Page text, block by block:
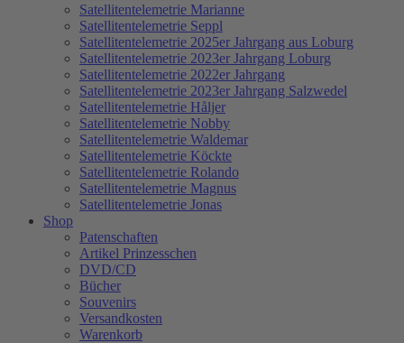
Satellitentelemetrie Marianne
Satellitentelemetrie Seppl
Satellitentelemetrie 2025er Jahrgang aus Loburg
Satellitentelemetrie 2023er Jahrgang Loburg
Satellitentelemetrie 2022er Jahrgang
Satellitentelemetrie 2023er Jahrgang Salzwedel
Satellitentelemetrie Håljer
Satellitentelemetrie Nobby
Satellitentelemetrie Waldemar
Satellitentelemetrie Köckte
Satellitentelemetrie Rolando
Satellitentelemetrie Magnus
Satellitentelemetrie Jonas
Shop
Patenschaften
Artikel Prinzesschen
DVD/CD
Bücher
Souvenirs
Versandkosten
Warenkorb